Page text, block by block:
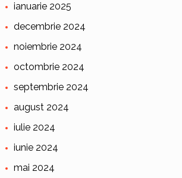
ianuarie 2025
decembrie 2024
noiembrie 2024
octombrie 2024
septembrie 2024
august 2024
iulie 2024
iunie 2024
mai 2024